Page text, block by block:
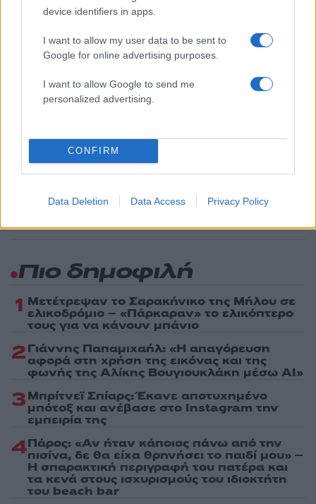
device identifiers in apps.
I want to allow my user data to be sent to
Google for online advertising purposes.
I want to allow Google to send me
personalized advertising.
CONFIRM
Data Deletion Data Access Privacy Policy
Πολιτική Απορρήτου&Όροι Χρήσης
Κόσμος
ED SHEERAN
ΕΝΤ ΣΙΡΑΝ
Ακολουθήστε το Νewsit.gr στο
ενημερωθείτε πρώτοι για όλη την ειδησεογραφία και τα
Πιο δημοφιλή
1 Μετέτρεψαν το Σαρακήνικο της Μήλου σε
ελικοδρόμιο – «Πάρκαραν» το ελικόπτερο
τους για να κάνουν μπάνιο
2Γιάννης Παπαμιχαήλ: «Η απαγόρευση
αφορά στη χρήση της εικόνας και της
φωνής της Αλίκης Βουγιουκλάκη μέσω AI»
3Μπρίτνεϊ Σπίαρς: Έκανε αποτυχημένο
μπότοξ και ανέβασε στο Instagram την
εμπειρία της
4Πάρος: «Αν ήταν κάποιος πάνω από την
πισίνα, δε θα είχα θρηνήσει το παιδί μου» –
Η σπαρακτική περιγραφή του πατέρα και
τα κενά στους ισχυρισμούς του ιδιοκτήτη
του beach bar